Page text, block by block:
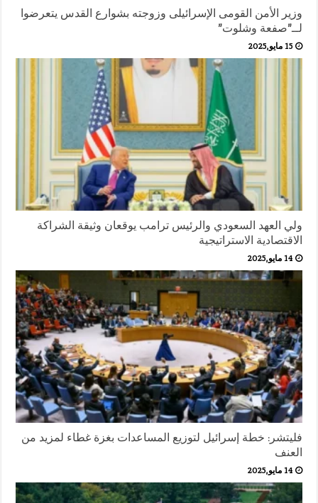
وزير الأمن القومى الإسرائيلى وزوجته بشوارع القدس يتعرضوا
لــ”صفعة وشلوت”
15 مايو,2025
ولي العهد السعودي والرئيس ترامب يوقعان وثيقة الشراكة
الاقتصادية الاستراتيجية
14 مايو,2025
فليتشر: خطة إسرائيل لتوزيع المساعدات بغزة غطاء لمزيد من
العنف
14 مايو,2025